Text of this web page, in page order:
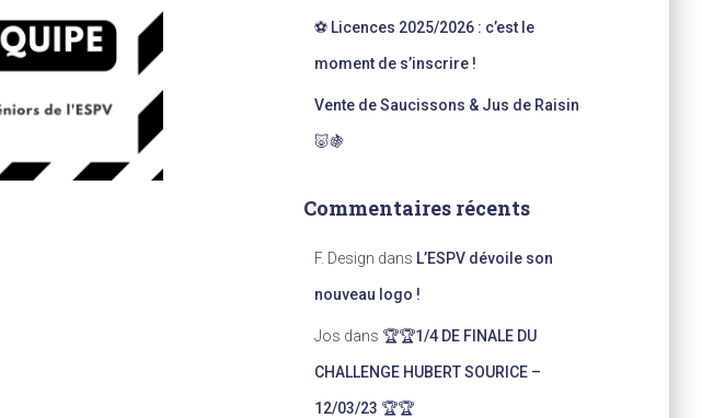
⚽ Licences 2025/2026 : c’est le
moment de s’inscrire !
Vente de Saucissons & Jus de Raisin
🐷🍇
Commentaires récents
F. Design dans L’ESPV dévoile son
nouveau logo !
Jos dans 🏆🏆1/4 DE FINALE DU
CHALLENGE HUBERT SOURICE –
12/03/23 🏆🏆